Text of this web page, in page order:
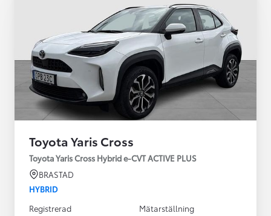
Toyota Yaris Cross
Toyota Yaris Cross Hybrid e-CVT ACTIVE PLUS
BRASTAD
HYBRID
Registrerad
Mätarställning